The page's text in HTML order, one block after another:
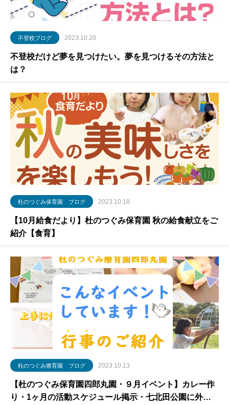
不登校ブログ 2023.10.20
不登校だけど夢を見つけたい。夢を見つけるその方法と
は？
杜のつぐみ保育園 ブログ 2023.10.18
【10月給食だより】杜のつぐみ保育園 秋の給食献立をご
紹介【食育】
杜のつぐみ療育園 ブログ 2023.10.13
【杜のつぐみ保育園四郎丸園・９月イベント】カレー作
り・1ヶ月の活動スケジュール掲示・七北田公園に外